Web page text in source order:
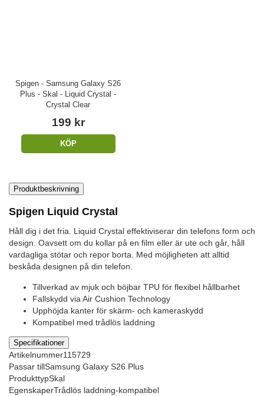
Spigen - Samsung Galaxy S26
Plus - Skal - Liquid Crystal -
Crystal Clear
199 kr
KÖP
Produktbeskrivning
Spigen Liquid Crystal
Håll dig i det fria. Liquid Crystal effektiviserar din telefons form och
design. Oavsett om du kollar på en film eller är ute och går, håll
vardagliga stötar och repor borta. Med möjligheten att alltid
beskåda designen på din telefon.
Tillverkad av mjuk och böjbar TPU för flexibel hållbarhet
Fallskydd via Air Cushion Technology
Upphöjda kanter för skärm- och kameraskydd
Kompatibel med trådlös laddning
Specifikationer
Artikelnummer115729
Passar tillSamsung Galaxy S26 Plus
ProdukttypSkal
EgenskaperTrådlös laddning-kompatibel